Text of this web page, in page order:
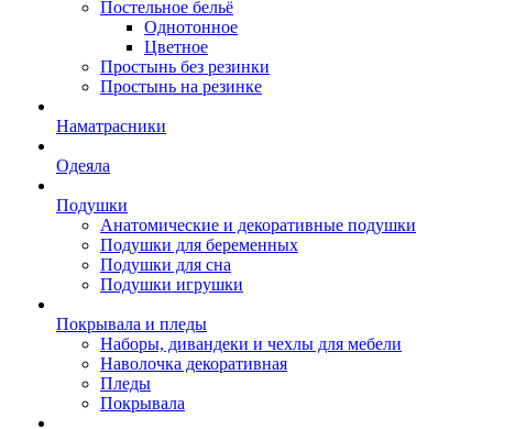
Постельное бельё
Однотонное
Цветное
Простынь без резинки
Простынь на резинке
Наматрасники
Одеяла
Подушки
Анатомические и декоративные подушки
Подушки для беременных
Подушки для сна
Подушки игрушки
Покрывала и пледы
Наборы, дивандеки и чехлы для мебели
Наволочка декоративная
Пледы
Покрывала